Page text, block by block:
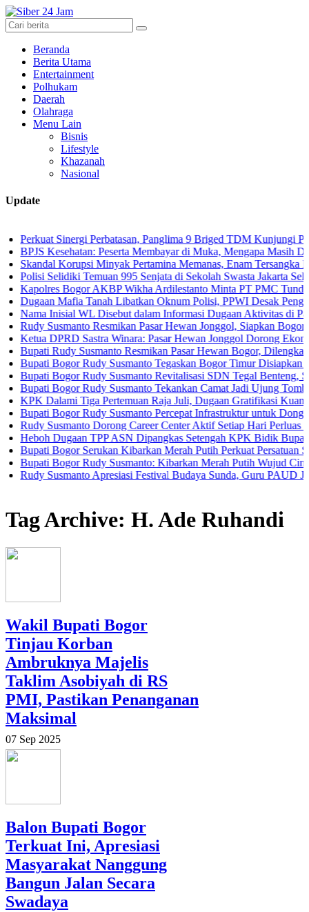
Beranda
Berita Utama
Entertainment
Polhukam
Daerah
Olahraga
Menu Lain
Bisnis
Lifestyle
Khazanah
Nasional
Update
Sinergi Perbatasan, Panglima 9 Briged TDM Kunjungi Pos Gabma
Peserta Membayar di Muka, Mengapa Masih
Korupsi Minyak Pertamina Memanas, Enam Tersangka Resmi
Temuan 995 Senjata di Sekolah Swasta Jakarta Selatan
Bogor AKBP Wikha Ardilestanto Minta PT PMC Tunda Kegiatan
Mafia Tanah Libatkan Oknum Polisi, PPWI Desak Pengusutan
Inisial WL Disebut dalam Informasi Dugaan Aktivitas di Pantai
Resmikan Pasar Hewan Jonggol, Siapkan Bogor Timur
DPRD Sastra Winara: Pasar Hewan Jonggol Dorong Ekonomi
Rudy Susmanto Resmikan Pasar Hewan Bogor, Dilengkapi Hotel
Bogor Rudy Susmanto Tegaskan Bogor Timur Disiapkan Jadi Pusat
Bogor Rudy Susmanto Revitalisasi SDN Tegal Benteng, Siswa
Bogor Rudy Susmanto Tekankan Camat Jadi Ujung Tombak
Tiga Pertemuan Raja Juli, Dugaan Gratifikasi Kuansing
Bogor Rudy Susmanto Percepat Infrastruktur untuk Dongkrak
Dorong Career Center Aktif Setiap Hari Perluas
Dugaan TPP ASN Dipangkas Setengah KPK Bidik Bupati Kuansing
Bogor Serukan Kibarkan Merah Putih Perkuat Persatuan Semangat
Bogor Rudy Susmanto: Kibarkan Merah Putih Wujud Cinta Tanah
Apresiasi Festival Budaya Sunda, Guru PAUD Jadi Kunci
Tag Archive: H. Ade Ruhandi
Wakil Bupati Bogor
Tinjau Korban
Ambruknya Majelis
Taklim Asobiyah di RS
PMI, Pastikan Penanganan
Maksimal
07 Sep 2025
Balon Bupati Bogor
Terkuat Ini, Apresiasi
Masyarakat Nanggung
Bangun Jalan Secara
Swadaya